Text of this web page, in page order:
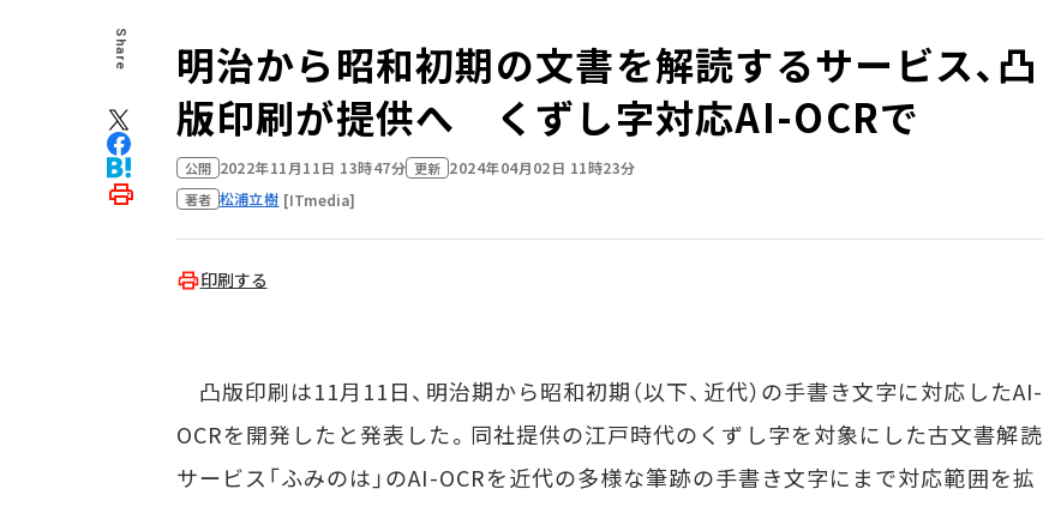
Share
明治から昭和初期の文書を解読するサービス、凸
版印刷が提供へ くずし字対応AI-OCRで
公開 2022年11月11日 13時47分 更新 2024年04月02日 11時23分
著者 松浦立樹 [ITmedia]
印刷する
凸版印刷は11月11日、明治期から昭和初期（以下、近代）の手書き文字に対応したAI-
OCRを開発したと発表した。同社提供の江戸時代のくずし字を対象にした古文書解読
サービス「ふみのは」のAI-OCRを近代の多様な筆跡の手書き文字にまで対応範囲を拡